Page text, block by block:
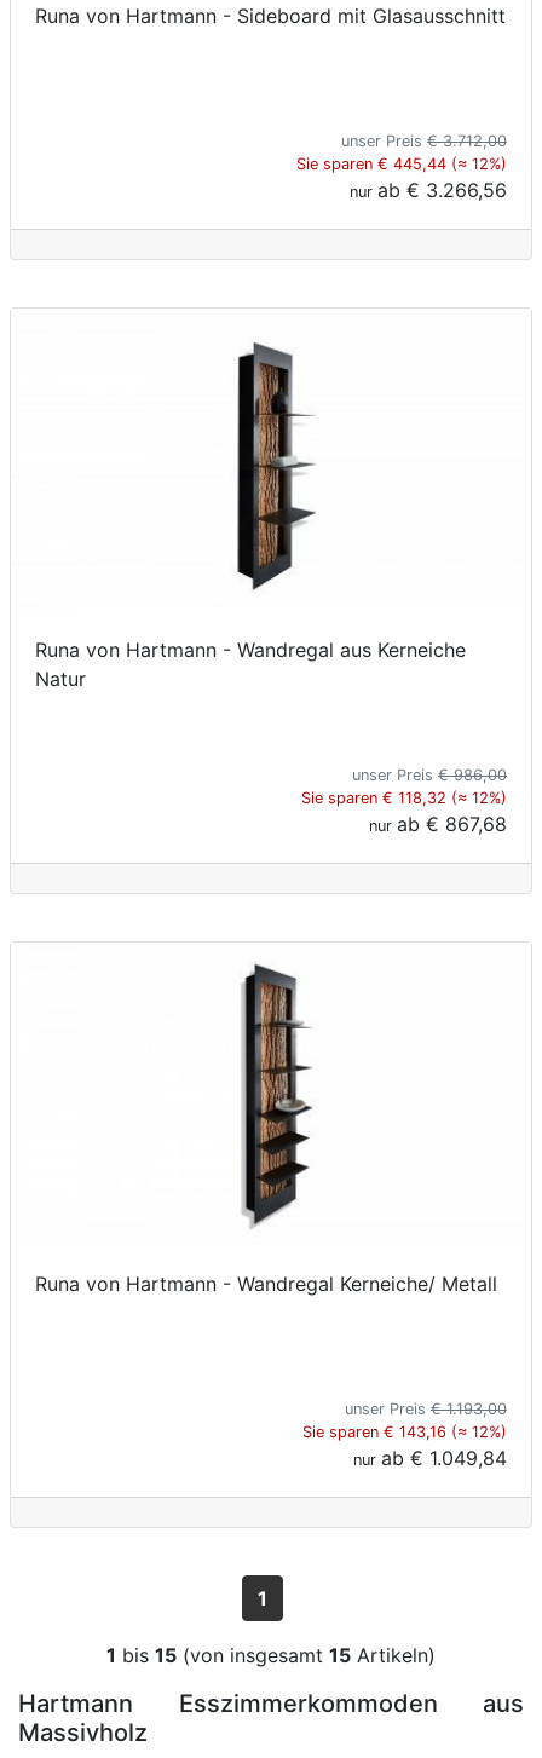
Runa von Hartmann - Sideboard mit Glasausschnitt
unser Preis € 3.712,00
Sie sparen € 445,44 (≈ 12%)
nur ab € 3.266,56
Runa von Hartmann - Wandregal aus Kerneiche
Natur
unser Preis € 986,00
Sie sparen € 118,32 (≈ 12%)
nur ab € 867,68
Runa von Hartmann - Wandregal Kerneiche/ Metall
unser Preis € 1.193,00
Sie sparen € 143,16 (≈ 12%)
nur ab € 1.049,84
1
1 bis 15 (von insgesamt 15 Artikeln)
Hartmann Esszimmerkommoden aus
Massivholz